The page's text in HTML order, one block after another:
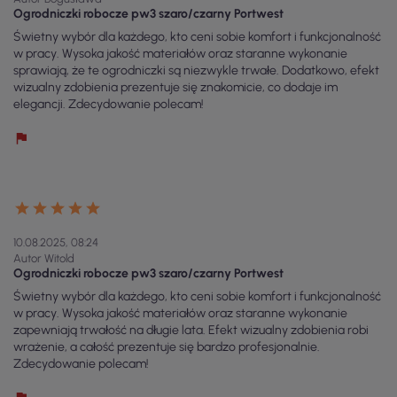
Ogrodniczki robocze pw3 szaro/czarny Portwest
Świetny wybór dla każdego, kto ceni sobie komfort i funkcjonalność
w pracy. Wysoka jakość materiałów oraz staranne wykonanie
sprawiają, że te ogrodniczki są niezwykle trwałe. Dodatkowo, efekt
wizualny zdobienia prezentuje się znakomicie, co dodaje im
elegancji. Zdecydowanie polecam!
10.08.2025, 08:24
Autor Witold
Ogrodniczki robocze pw3 szaro/czarny Portwest
Świetny wybór dla każdego, kto ceni sobie komfort i funkcjonalność
w pracy. Wysoka jakość materiałów oraz staranne wykonanie
zapewniają trwałość na długie lata. Efekt wizualny zdobienia robi
wrażenie, a całość prezentuje się bardzo profesjonalnie.
Zdecydowanie polecam!